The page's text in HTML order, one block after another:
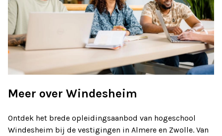
Meer over Windesheim
Ontdek het brede opleidingsaanbod van hogeschool
Windesheim bij de vestigingen in Almere en Zwolle. Van